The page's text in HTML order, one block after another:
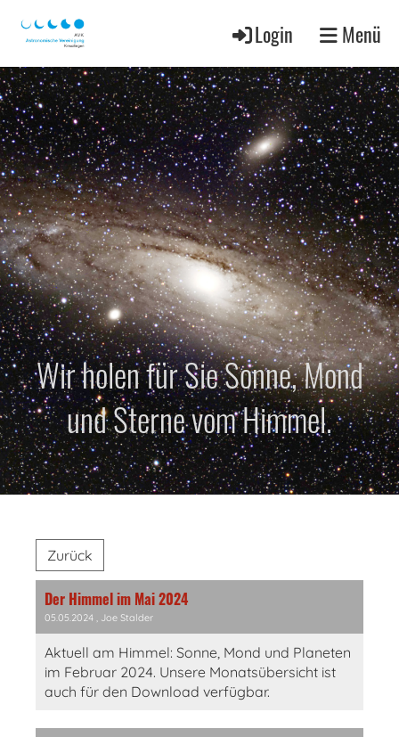
Login Menü
Wir holen für Sie Sonne, Mond
und Sterne vom Himmel.
Zurück
Der Himmel im Mai 2024
05.05.2024 , Joe Stalder
Aktuell am Himmel: Sonne, Mond und Planeten
im Februar 2024. Unsere Monatsübersicht ist
auch für den Download verfügbar.